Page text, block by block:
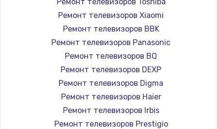
Заказать
Замена Bluetooth/Wi-Fi модуля
800 руб.
Заказать
Замена картридера
890 руб.
Заказать
Ремонт телевизоров Xiaomi
Ремонт телевизоров BBK
Ремонт телевизоров Panasonic
Ремонт телевизоров BQ
Ремонт телевизоров DEXP
Ремонт телевизоров Digma
Ремонт телевизоров Haier
Ремонт телевизоров Irbis
Ремонт телевизоров Prestigio